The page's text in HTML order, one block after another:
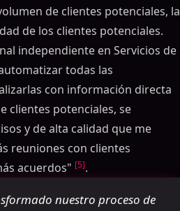
de clientes potenciales, la
de los clientes potenciales.
independiente en Servicios de
todas las
con información directa
clientes potenciales, se
y de alta calidad que me
reuniones con clientes
acuerdos" [5].
nuestro proceso de